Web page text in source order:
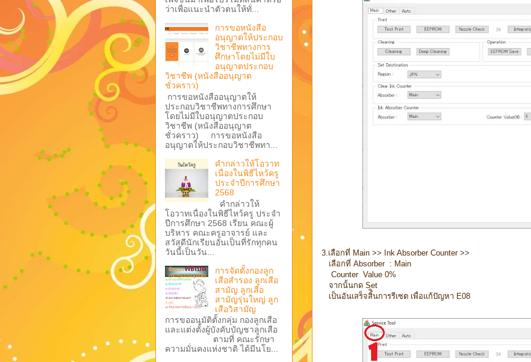
3.เลือกที่ Main >> Ink Absorber Counter >>
เลือกที่ Absorber : Main
Counter Value 0%
จากนั้นกด Set
เป็นอันเสร็จสิ้ินการรีเซต เพื่อแก้ปัญหา E08
ว่าเพื่อแนะนำตัวตนให้ทั่...
การขอหนังสือ
อนุญาตให้ประกอบ
วิชาชีพทางการ
ศึกษาโดยไม่มีใบ
อนุญาตประกอบ
วิชาชีพ (หนังสืออนุญาต
ชั่วคราว)
การขอหนังสืออนุญาตให้
ประกอบวิชาชีพทางการศึกษา
โดยไม่มีใบอนุญาตประกอบ
วิชาชีพ (หนังสืออนุญาต
ชั่วคราว) การขอหนังสือ
อนุญาตให้ประกอบวิชาชีพทา...
คำกล่าวให้โอวาท
เนื่องในพิธีไหว้ครู
ประจำปีการศึกษา
2568
คำกล่าวให้
โอวาทเนื่องในพิธีไหว้ครู ประจำ
ปีการศึกษา 2568 เรียน คณะผู้
บริหาร คณะครูอาจารย์ และ
สวัสดีนักเรียนอันเป็นที่รักทุกคน
วันนี้เป็นวัน...
การจัดตั้งกองลูก
เสือสำรอง ลูกเสือ
สามัญ ลูกเสือ
สามัญรุ่นใหญ่ ลูก
เสือวิสามัญ
การขออนุมัติตั้งกลุ่ม กองลูกเสือ
และแต่งตั้งผู้บังคับบัญชาลูกเสือ
ตามที่ คณะรักษา
ความมั่นคงแห่งชาติ ได้มีนโย...